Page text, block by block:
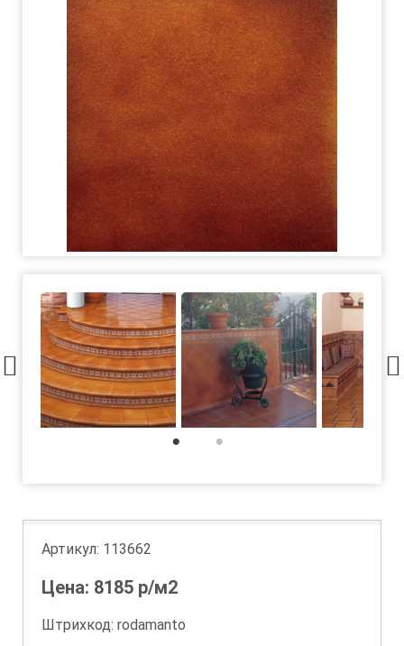
Артикул: 113662
Цена: 8185 р/м2
Штрихкод: rodamanto